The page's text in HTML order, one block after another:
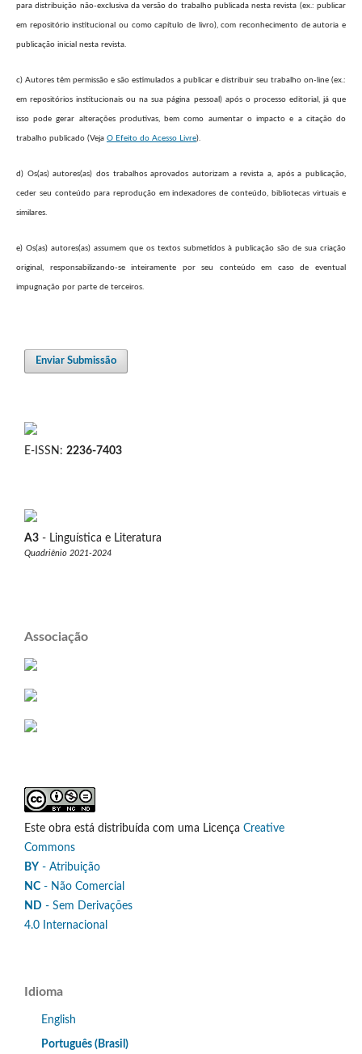
para distribuição não-exclusiva da versão do trabalho publicada nesta revista (ex.: publicar
em repositório institucional ou como capítulo de livro), com reconhecimento de autoria e
publicação inicial nesta revista.
c) Autores têm permissão e são estimulados a publicar e distribuir seu trabalho on-line (ex.:
em repositórios institucionais ou na sua página pessoal) após o processo editorial, já que
isso pode gerar alterações produtivas, bem como aumentar o impacto e a citação do
trabalho publicado (Veja O Efeito do Acesso Livre).
d) Os(as) autores(as) dos trabalhos aprovados autorizam a revista a, após a publicação,
ceder seu conteúdo para reprodução em indexadores de conteúdo, bibliotecas virtuais e
similares.
e) Os(as) autores(as) assumem que os textos submetidos à publicação são de sua criação
original, responsabilizando-se inteiramente por seu conteúdo em caso de eventual
impugnação por parte de terceiros.
Enviar Submissão
E-ISSN: 2236-7403
A3 - Linguística e Literatura
Quadriênio 2021-2024
Associação
Este obra está distribuída com uma Licença Creative
Commons
BY - Atribuição
NC - Não Comercial
ND - Sem Derivações
4.0 Internacional
Idioma
English
Português (Brasil)